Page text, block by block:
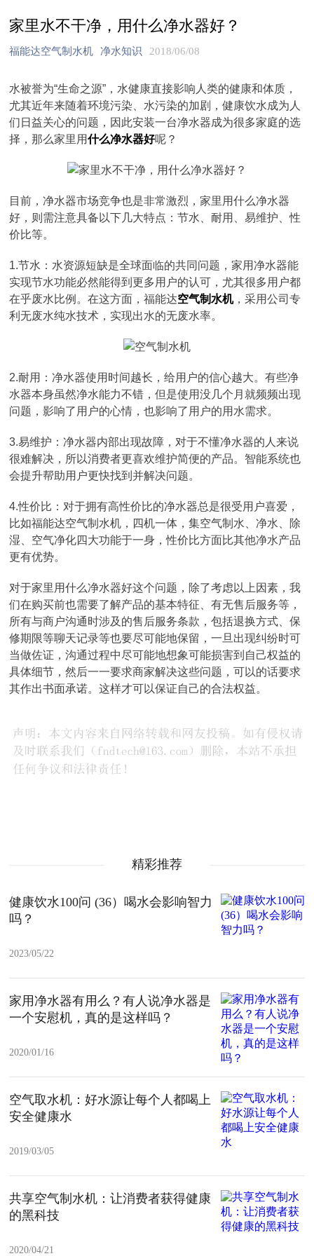
家里水不干净，用什么净水器好？
福能达空气制水机 净水知识 2018/06/08
水被誉为“生命之源”，水健康直接影响人类的健康和体质，
尤其近年来随着环境污染、水污染的加剧，健康饮水成为人
们日益关心的问题，因此安装一台净水器成为很多家庭的选
择，那么家里用什么净水器好呢？
目前，净水器市场竞争也是非常激烈，家里用什么净水器
好，则需注意具备以下几大特点：节水、耐用、易维护、性
价比等。
1.节水：水资源短缺是全球面临的共同问题，家用净水器能
实现节水功能必然能得到更多用户的认可，尤其很多用户都
在乎废水比例。在这方面，福能达空气制水机，采用公司专
利无废水纯水技术，实现出水的无废水率。
2.耐用：净水器使用时间越长，给用户的信心越大。有些净
水器本身虽然净水能力不错，但是使用没几个月就频频出现
问题，影响了用户的心情，也影响了用户的用水需求。
3.易维护：净水器内部出现故障，对于不懂净水器的人来说
很难解决，所以消费者更喜欢维护简便的产品。智能系统也
会提升帮助用户更快找到并解决问题。
4.性价比：对于拥有高性价比的净水器总是很受用户喜爱，
比如福能达空气制水机，四机一体，集空气制水、净水、除
湿、空气净化四大功能于一身，性价比方面比其他净水产品
更有优势。
对于家里用什么净水器好这个问题，除了考虑以上因素，我
们在购买前也需要了解产品的基本特征、有无售后服务等，
所有与商户沟通时涉及的售后服务条款，包括退换方式、保
修期限等聊天记录等也要尽可能地保留，一旦出现纠纷时可
当做佐证，沟通过程中尽可能地想象可能损害到自己权益的
具体细节，然后一一要求商家解决这些问题，可以的话要求
其作出书面承诺。这样才可以保证自己的合法权益。
精彩推荐
健康饮水100问 (36）喝水会影响智力
吗？
2023/05/22
家用净水器有用么？有人说净水器是
一个安慰机，真的是这样吗？
2020/01/16
空气取水机：好水源让每个人都喝上
安全健康水
2019/03/05
共享空气制水机：让消费者获得健康
的黑科技
2020/04/21